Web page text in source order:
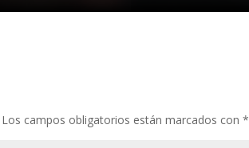
Los campos obligatorios están marcados con*